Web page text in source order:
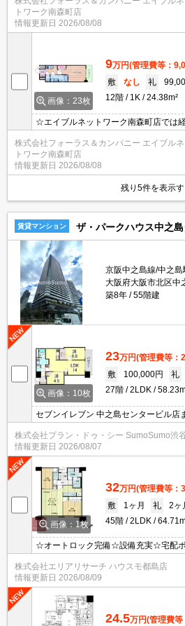
現地付近にて待ち合わせをさせていた
や、主要駅までのお迎えサービスも実
ルネットワーク南森町店」０１２０－
問合せ下さい♪
トワーク南森町店
情報更新日 2026/08/08
画像：23枚
9万円(管理費等：
敷
なし 礼
12階
1K 24.38m²
☆エイブルネットワーク南森町店では
数在籍しており、全力でサポートさせ
現地付近にて待ち合わせをさせていた
や、主要駅までのお迎えサービスも実
ルネットワーク南森町店」０１２０－
問合せ下さい♪
株式会社フォーラス＆カンパニー エイブルネ
トワーク南森町店
情報更新日 2026/08/08
残り5件を表示す
賃貸マンション ザ・パークハウス中之
京阪中之島線/中之
大阪府大阪市北区中
築8年
55階建
画像：10枚
23万円(管理費等：
敷
100,000円 礼
27階
2LDK
セブンイレブン 中之島センタービル店
ニがあるのもポイント。室内設備は洗
富に揃っており、過ごしやすいお部屋
はお部屋の事から入居日時までなんで
あるマンションです。
株式会社プラン・ドゥ・シー SumoSumo渋
情報更新日 2026/08/07
画像：1枚
32万円(管理費等：
敷
1ヶ月 礼
2ヶ
45階
2LDK
☆オートロック完備☆設備充実☆宅配
株式会社エリアリサーチ ハウスモ都島店
情報更新日 2026/08/09
24.5万円(管理費